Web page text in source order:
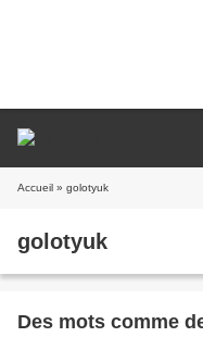
Accueil » golotyuk
golotyuk
Des mots comme